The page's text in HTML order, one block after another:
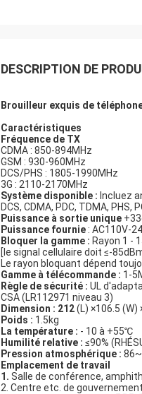
DESCRIPTION DE
Brouilleur exquis de
Caractéristiques
Fréquence de TX
CDMA : 850-894MHz
GSM : 930-960MHz
DCS/PHS : 1805-1990MHz
3G : 2110-2170MHz
Système disponible : Incluez
DCS, CDMA, PDC, TDMA, PHS,
Puissance à sortie unique
Puissance fournie : AC110V-
Bloquer la gamme : Rayon 1 -
[le signal cellulaire doit ≤-
Le rayon bloquant dépend
Gamme à télécommande : 1-
Règle de sécurité : UL
CSA (LR112971 niveau 3)
Dimension : 212(L) ×106.5
Poids : 1.5kg
La température : - 10 à +55℃
Humilité relative : ≤90%
Pression atmosphérique :
Emplacement de travail
1. Salle de conférence,
2. Centre etc. de